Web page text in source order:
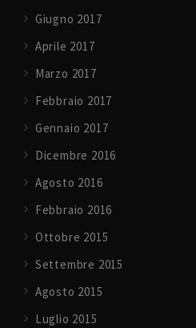
Giugno 2017
Aprile 2017
Marzo 2017
Febbraio 2017
Gennaio 2017
Dicembre 2016
Agosto 2016
Febbraio 2016
Ottobre 2015
Settembre 2015
Agosto 2015
Luglio 2015